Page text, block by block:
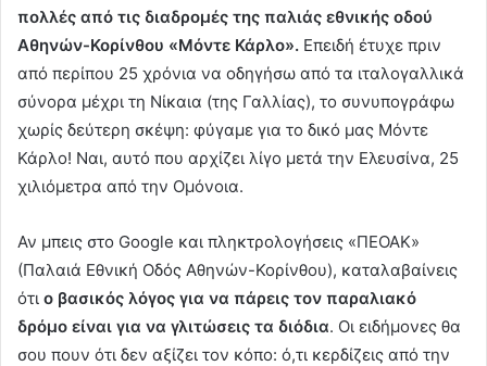
πολλές από τις διαδρομές της παλιάς εθνικής οδού
Αθηνών-Κορίνθου «Μόντε Κάρλο». Επειδή έτυχε πριν
από περίπου 25 χρόνια να οδηγήσω από τα ιταλογαλλικά
σύνορα μέχρι τη Νίκαια (της Γαλλίας), το συνυπογράφω
χωρίς δεύτερη σκέψη: φύγαμε για το δικό μας Μόντε
Κάρλο! Ναι, αυτό που αρχίζει λίγο μετά την Ελευσίνα, 25
χιλιόμετρα από την Ομόνοια.
Αν μπεις στο Google και πληκτρολογήσεις «ΠΕΟΑΚ»
(Παλαιά Εθνική Οδός Αθηνών-Κορίνθου), καταλαβαίνεις
ότι ο βασικός λόγος για να πάρεις τον παραλιακό
δρόμο είναι για να γλιτώσεις τα διόδια. Οι ειδήμονες θα
σου πουν ότι δεν αξίζει τον κόπο: ό,τι κερδίζεις από την